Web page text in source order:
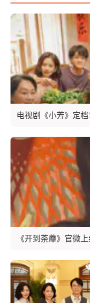
电视剧《小芳》定
《开到荼蘼》官微